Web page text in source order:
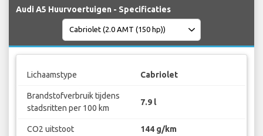
Audi A5 Huurvoertuigen - Specificaties
Lichaamstype Cabriolet
Brandstofverbruik tijdens
stadsritten per 100 km
7.9 l
CO2 uitstoot 144 g/km